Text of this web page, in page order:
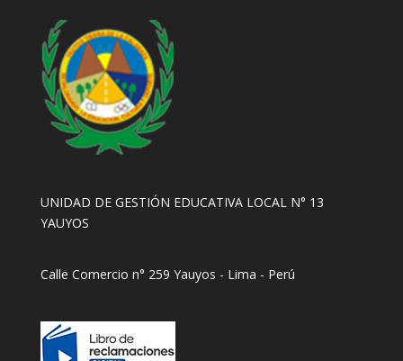
UNIDAD DE GESTIÓN EDUCATIVA LOCAL N° 13
YAUYOS
Calle Comercio n° 259 Yauyos - Lima - Perú